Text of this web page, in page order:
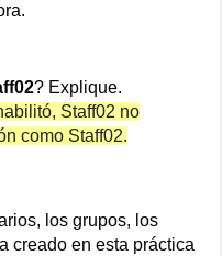
? Explique.
Staff02 no
como Staff02.
los grupos, los
creado en esta práctica